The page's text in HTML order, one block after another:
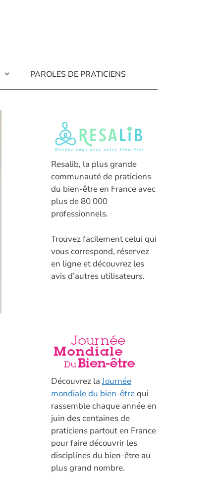
PAROLES DE PRATICIENS
Resalib, la plus grande
communauté de praticiens
du bien-être en France avec
plus de 80 000
professionnels.
Trouvez facilement celui qui
vous correspond, réservez
en ligne et découvrez les
avis d’autres utilisateurs.
Découvrez laJournée
mondiale du bien-êtrequi
rassemble chaque année en
juin des centaines de
praticiens partout en France
pour faire découvrir les
disciplines du bien-être au
plus grand nombre.